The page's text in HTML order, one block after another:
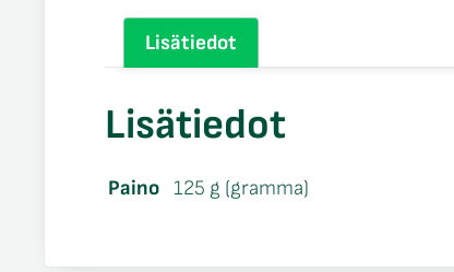
Lisätiedot
Lisätiedot
Paino 125 g (gramma)